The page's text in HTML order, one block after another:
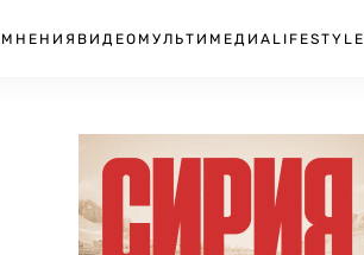
МНЕНИЯ ВИДЕО МУЛЬТИМЕДИА LIFESTYLE